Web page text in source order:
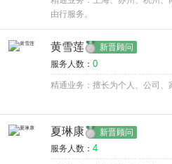
由行服务。
黄雪莲 新晋顾问
服务人数： 0
精通业务：擅长为个人、公司、
夏琳康 新晋顾问
服务人数： 4